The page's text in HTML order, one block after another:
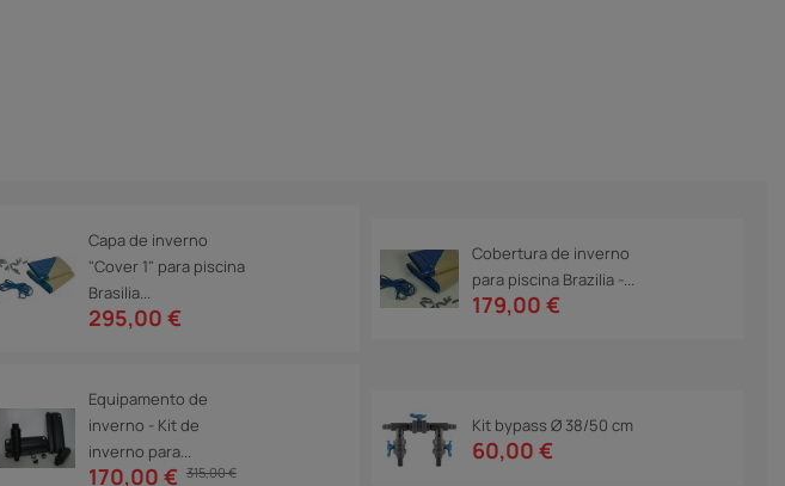
Capa de inverno
"Cover 1" para piscina
Brasilia...
295,00 €
Cobertura de inverno
para piscina Brazilia -...
179,00 €
Equipamento de
inverno - Kit de
inverno para...
170,00 € 315,00 €
Kit bypass Ø 38/50 cm
60,00 €